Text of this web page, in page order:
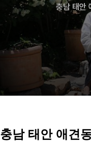
충남 태안
충남 태안 애견